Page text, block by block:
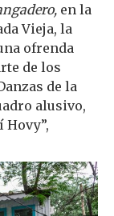
en la
Vieja, la
ofrenda
de los
de la
alusivo,
Hovy”,